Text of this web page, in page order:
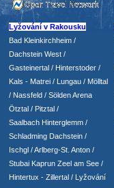
Lyžování v Rakousku
Bad Kleinkirchheim /
Dachstein West /
Gasteinertal / Hinterstoder /
Kals - Matrei / Lungau / Mölltal
/ Nassfeld / Sölden Arena
Ötztal / Pitztal /
Saalbach Hinterglemm /
Schladming Dachstein /
Ischgl /Arlberg-St. Anton /
Stubai Kaprun Zeel am See /
Hintertux - Zillertal / Lyžování